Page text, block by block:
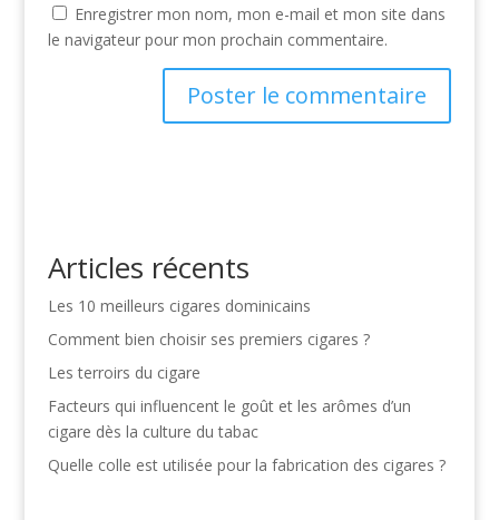
Enregistrer mon nom, mon e-mail et mon site dans
le navigateur pour mon prochain commentaire.
Articles récents
Les 10 meilleurs cigares dominicains
Comment bien choisir ses premiers cigares ?
Les terroirs du cigare
Facteurs qui influencent le goût et les arômes d’un
cigare dès la culture du tabac
Quelle colle est utilisée pour la fabrication des cigares ?